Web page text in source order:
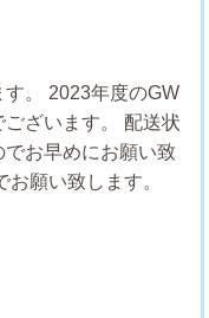
。
2023年度のGW
ざいます。
配送状
お早めにお願い致
願い致します。